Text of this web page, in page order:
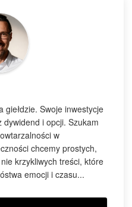
Swoje inwestycje
i opcji. Szukam
w
chcemy prostych,
krzykliwych treści, które
emocji i czasu...